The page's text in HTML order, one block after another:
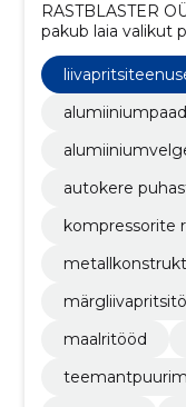
RASTBLASTER
pakub laia valikut
kuni autokere ja
autokere
kompressorite
maalritööd